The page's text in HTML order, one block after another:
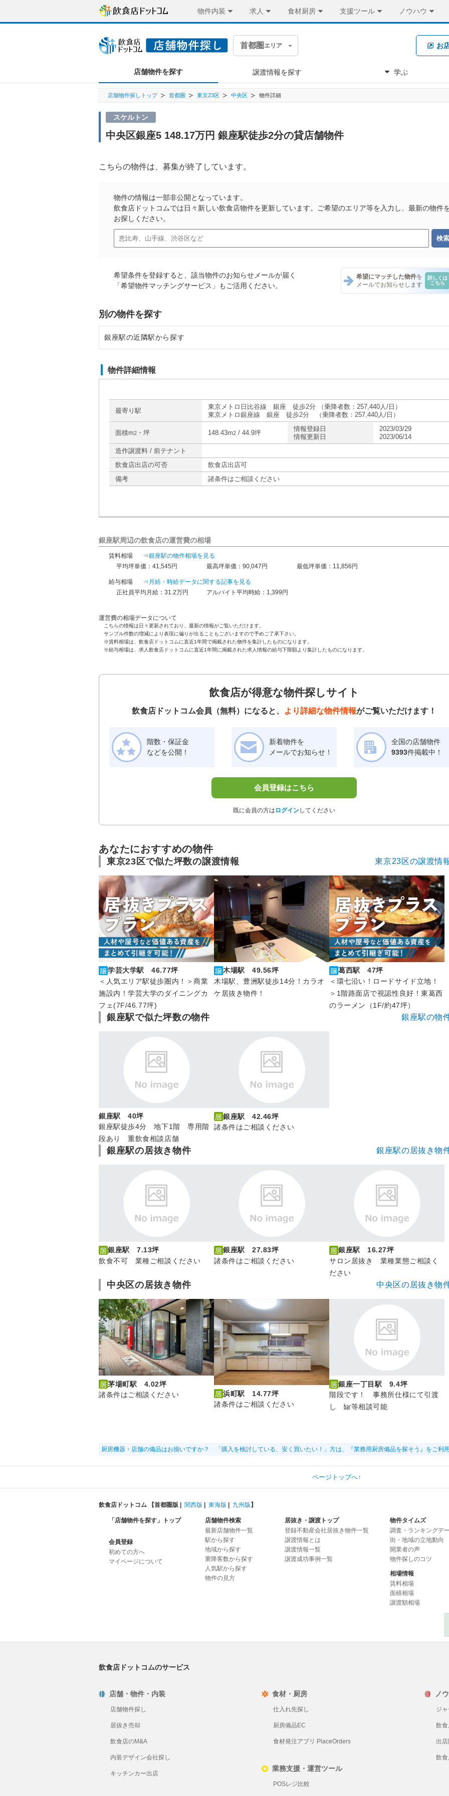
物件内装 求人 食材厨房 支援ツール ノウハウ
首都圏 エリア お
店舗物件を探す 譲渡情報を探す 学ぶ
店舗物件探しトップ 首都圏 東京23区 中央区 物件詳細
スケルトン
中央区銀座5 148.17万円 銀座駅徒歩2分の貸店舗物件
こちらの物件は、募集が終了しています。
物件の情報は一部非公開となっています。
飲食店ドットコムでは日々新しい飲食店物件を更新しています。ご希望のエリア等を入力し、最新の物件
お探しください。
希望条件を登録すると、該当物件のお知らせメールが届く
「希望物件マッチングサービス」もご活用ください。
希望にマッチした物件を
メールでお知らせします
詳しくは
こちら
別の物件を探す
銀座駅の近隣駅から探す
霞ヶ関駅の店舗物件・貸店舗・テナント一覧
東京駅の店舗物件・貸店舗・テナント一覧
物件詳細情報
最寄り駅
東京メトロ日比谷線 銀座 徒歩2分 （乗降者数：257,440人/日）
東京メトロ銀座線 銀座 徒歩2分 （乗降者数：257,440人/日）
面積m2 ・坪 148.43m2 / 44.9坪
情報登録日
情報更新日
2023/03/29
2023/06/14
造作譲渡料 / 前テナント
飲食店出店の可否
飲食店出店可
備考
諸条件はご相談ください
銀座駅周辺の飲食店の運営費の相場
賃料相場
⇒銀座駅の物件相場を見る
平均坪単価：41,545円
最高坪単価：90,047円 最低坪単価：11,856円
給与相場
⇒月給・時給データに関する記事を見る
正社員平均月給：31.2万円
アルバイト平均時給：1,399円
運営費の相場データについて
こちらの情報は日々更新されており、最新の情報がご覧いただけます。
サンプル件数の増減により表現に偏りが出ることもございますので予めご了承下さい。
※賃料相場は、飲食店ドットコムに直近1年間で掲載された物件を集計したものになります。
※給与相場は、求人飲食店ドットコムに直近1年間に掲載された求人情報の給与下限額より集計したものになります。
飲食店が得意な物件探しサイト
飲食店ドットコム会員（無料）になると、 より詳細な物件情報がご覧いただけます！
階数・保証金
などを公開！
新着物件を
メールでお知らせ！
全国の店舗物件
9393件掲載中！
会員登録はこちら
既に会員の方は ログインしてください
あなたにおすすめの物件
東京23区で似た坪数の譲渡情報 東京23区の譲渡情
学芸大学駅 46.77坪
＜人気エリア駅徒歩圏内！＞商業
施設内！学芸大学のダイニングカ
フェ(7F/46.77坪)
木場駅 49.56坪
木場駅、豊洲駅徒歩14分！カラオ
ケ居抜き物件！
葛西駅 47坪
＜環七沿い！ロードサイド立地！
＞1階路面店で視認性良好！東葛西
のラーメン（1F/約47坪）
銀座駅で似た坪数の物件 銀座駅の物
銀座駅 40坪
銀座駅徒歩4分 地下1階 専用階
段あり 重飲食相談店舗
銀座駅 42.46坪
諸条件はご相談ください
銀座駅の居抜き物件 銀座駅の居抜き物
銀座駅 7.13坪
飲食不可 業種ご相談ください
銀座駅 27.83坪
諸条件はご相談ください
銀座駅 16.27坪
サロン居抜き 業種業態ご相談く
ださい
中央区の居抜き物件 中央区の居抜き物
茅場町駅 4.02坪
諸条件はご相談ください
浜町駅 14.77坪
諸条件はご相談ください
銀座一丁目駅 9.4坪
階段です！ 事務所仕様にて引渡
し ㍴等相談可能
厨房機器・店舗の備品はお揃いですか？ 「購入を検討している、安く買いたい！」方は、『業務用厨房備品を探そう』をご利
ページトップへ↑
飲食店ドットコム 【首都圏版 関西版 東海版 九州版 】
「店舗物件を探す」トップ
会員登録
初めての方へ
マイページについて
店舗物件検索
最新店舗物件一覧
駅から探す
地域から探す
乗降客数から探す
人気駅から探す
物件の見方
居抜き・譲渡トップ
登録不動産会社居抜き物件一覧
譲渡情報とは
譲渡情報一覧
譲渡成功事例一覧
物件タイムズ
調査・ランキングデ
街・地域の立地動向
開業者の声
物件探しのコツ
相場情報
賃料相場
面積相場
譲渡額相場
飲食店ドットコムのサービス
店舗・物件・内装
店舗物件探し
居抜き売却
飲食店のM&A
内装デザイン会社探し
キッチンカー出店
食材・厨房
仕入れ先探し
厨房備品EC
食材発注アプリ PlaceOrders
業務支援・運営ツール
POSレジ比較
ノ
ジ
飲
出
飲